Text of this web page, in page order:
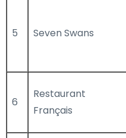
5 Seven Swans
6
Restaurant
Français